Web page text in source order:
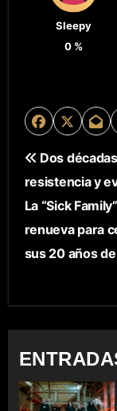
Sleepy
0%
N
A
V
E
A
C
I
Dos
resistencia y
La “Sick
renueva para
sus 20 años